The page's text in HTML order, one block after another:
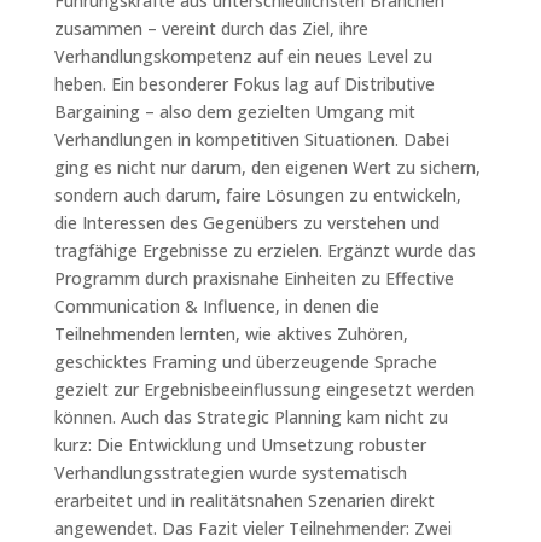
zusammen – vereint durch das Ziel, ihre
Verhandlungskompetenz auf ein neues Level zu
heben. Ein besonderer Fokus lag auf Distributive
Bargaining – also dem gezielten Umgang mit
Verhandlungen in kompetitiven Situationen. Dabei
ging es nicht nur darum, den eigenen Wert zu sichern,
sondern auch darum, faire Lösungen zu entwickeln,
die Interessen des Gegenübers zu verstehen und
tragfähige Ergebnisse zu erzielen. Ergänzt wurde das
Programm durch praxisnahe Einheiten zu Effective
Communication & Influence, in denen die
Teilnehmenden lernten, wie aktives Zuhören,
geschicktes Framing und überzeugende Sprache
gezielt zur Ergebnisbeeinflussung eingesetzt werden
können. Auch das Strategic Planning kam nicht zu
kurz: Die Entwicklung und Umsetzung robuster
Verhandlungsstrategien wurde systematisch
erarbeitet und in realitätsnahen Szenarien direkt
angewendet. Das Fazit vieler Teilnehmender: Zwei